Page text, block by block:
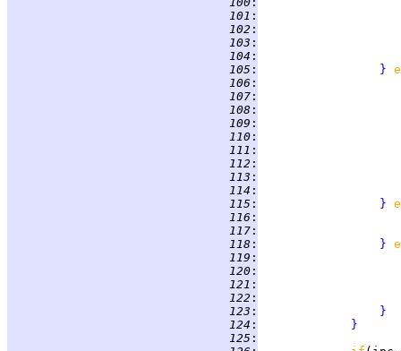
101 :
102 :
103 :
104 :
105 : }
106 :
107 :
108 :
109 :
110 :
111 :
112 :
113 :
114 :
115 : }
116 :
117 :
118 : }
119 :
120 :
121 :
122 :
123 :
}
124 :
}
125 :